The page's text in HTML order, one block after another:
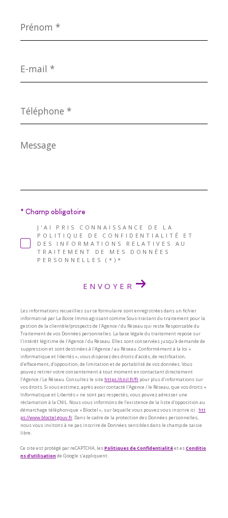
*
mail
*
*
Message
*
J'AI PRIS CONNAISSANCE DE LA
POLITIQUE DE CONFIDENTIALITÉ ET
DES INFORMATIONS RELATIVES AU
TRAITEMENT DE MES DONNÉES
PERSONNELLES (*)*
* Champ obligatoire
ENVOYER
Les informations recueillies sur ce formulaire sont enregistrées dans un fichier
informatisé par La Boite Immo agissant comme Sous-traitant du traitement pour la
gestion de la clientèle/prospects de l'Agence / du Réseau qui reste Responsable du
Traitement de vos Données personnelles. La base légale du traitement repose sur
l'intérêt légitime de l'Agence / du Réseau. Elles sont conservées jusqu'à demande de
suppression et sont destinées à l'Agence / au Réseau. Conformément à la loi «
informatique et libertés », vous disposez des droits d’accès, de rectification,
d’effacement, d’opposition, de limitation et de portabilité de vos données. Vous
pouvez retirer votre consentement à tout moment en contactant directement
l’Agence / Le Réseau. Consultez le site https://cnil.fr/fr pour plus d’informations sur
vos droits. Si vous estimez, après avoir contacté l'Agence / le Réseau, que vos droits «
Informatique et Libertés » ne sont pas respectés, vous pouvez adresser une
réclamation à la CNIL. Nous vous informons de l’existence de la liste d'opposition au
démarchage téléphonique « Bloctel », sur laquelle vous pouvez vous inscrire ici : htt
ps://www.bloctel.gouv.fr . Dans le cadre de la protection des Données personnelles,
nous vous invitons à ne pas inscrire de Données sensibles dans le champ de saisie
libre.
Ce site est protégé par reCAPTCHA, lesPolitiques de Confidentialitéet esConditio
ns d'utilisation de Google s'appliquent.